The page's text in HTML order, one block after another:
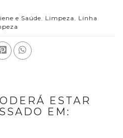
e Saúde, Limpeza , Linha
ESTAR
EM: